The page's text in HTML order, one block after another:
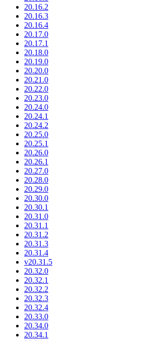
20.16.2
20.16.3
20.16.4
20.17.0
20.17.1
20.18.0
20.19.0
20.20.0
20.21.0
20.22.0
20.23.0
20.24.0
20.24.1
20.24.2
20.25.0
20.25.1
20.26.0
20.26.1
20.27.0
20.28.0
20.29.0
20.30.0
20.30.1
20.31.0
20.31.1
20.31.2
20.31.3
20.31.4
v20.31.5
20.32.0
20.32.1
20.32.2
20.32.3
20.32.4
20.33.0
20.34.0
20.34.1